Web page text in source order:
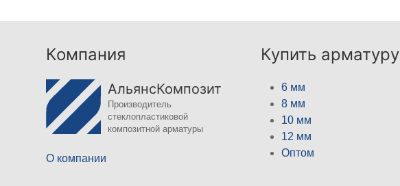
Компания
АльянсКомпозит
Производитель
стеклопластиковой
композитной арматуры
О компании
Купить арматуру
6 мм
8 мм
10 мм
12 мм
Оптом